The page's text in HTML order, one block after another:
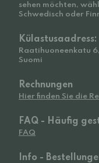
sehen möchten,
Schwedisch oder
Külastusaadress:
Raatihuoneenkatu
Suomi
Rechnungen
Hier finden Sie die
FAQ - Häufig
FAQ
Info -